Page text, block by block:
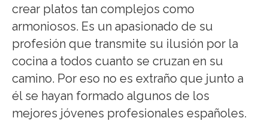
crear platos tan complejos como
armoniosos. Es un apasionado de su
profesión que transmite su ilusión por la
cocina a todos cuanto se cruzan en su
camino. Por eso no es extraño que junto a
él se hayan formado algunos de los
mejores jóvenes profesionales españoles.